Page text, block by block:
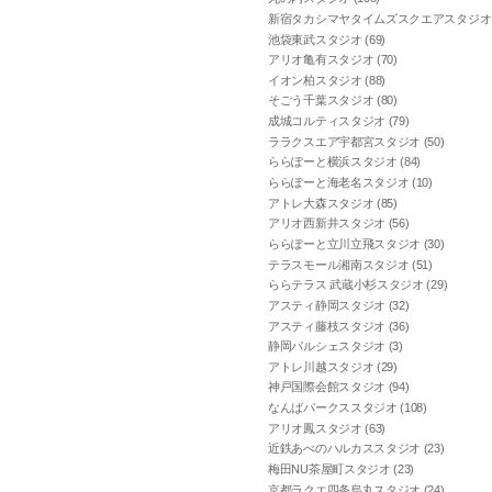
新宿タカシマヤタイムズスクエアスタジ
池袋東武スタジオ (69)
アリオ亀有スタジオ (70)
イオン柏スタジオ (88)
そごう千葉スタジオ (80)
成城コルティスタジオ (79)
ララクスエア宇都宮スタジオ (50)
ららぽーと横浜スタジオ (84)
ららぽーと海老名スタジオ (10)
アトレ大森スタジオ (85)
アリオ西新井スタジオ (56)
ららぽーと立川立飛スタジオ (30)
テラスモール湘南スタジオ (51)
ららテラス 武蔵小杉スタジオ (29)
アスティ静岡スタジオ (32)
アスティ藤枝スタジオ (36)
静岡パルシェスタジオ (3)
アトレ川越スタジオ (29)
神戸国際会館スタジオ (94)
なんばパークススタジオ (108)
アリオ鳳スタジオ (63)
近鉄あべのハルカススタジオ (23)
梅田NU茶屋町スタジオ (23)